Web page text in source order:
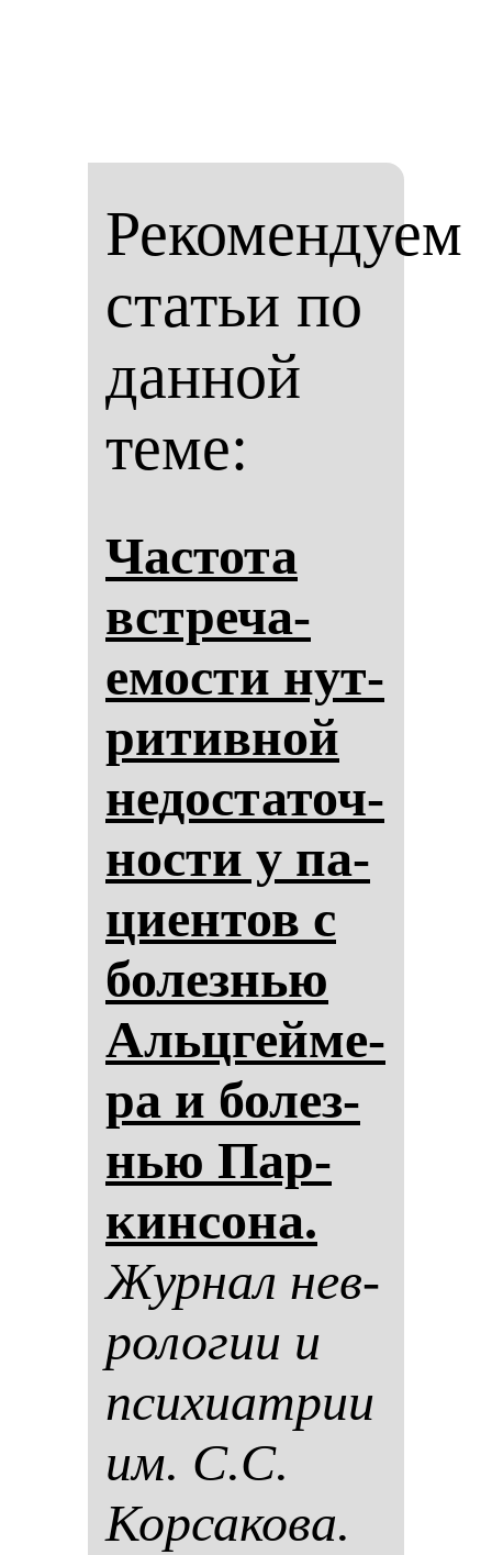
Рекомендуем
статьи по
данной
теме:
Час­то­та
встре­ча­
емос­ти нут­
ри­тив­ной
не­дос­та­точ­
нос­ти у па­
ци­ен­тов с
бо­лез­нью
Альцгей­ме­
ра и бо­лез­
нью Пар­
кин­со­на.
Жур­нал нев­
ро­ло­гии и
пси­хи­ат­рии
им. С.С.
Кор­са­ко­ва.